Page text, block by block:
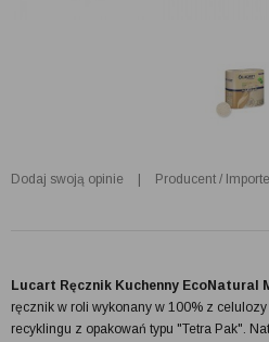
Dodaj swoją opinie Producent /
Lucart Ręcznik Kuchenny EcoNatural
ręcznik w roli wykonany w 100% z
recyklingu z opakowań typu "Tetra Pak".